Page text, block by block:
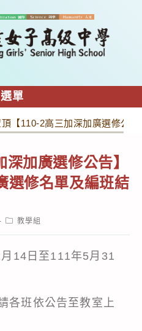
選單
頂【110-2高三加深加廣選修公
深加廣選修公告】
選修名單及編班結
Post教學組
14日至111年5月31
各班依公告至教室上